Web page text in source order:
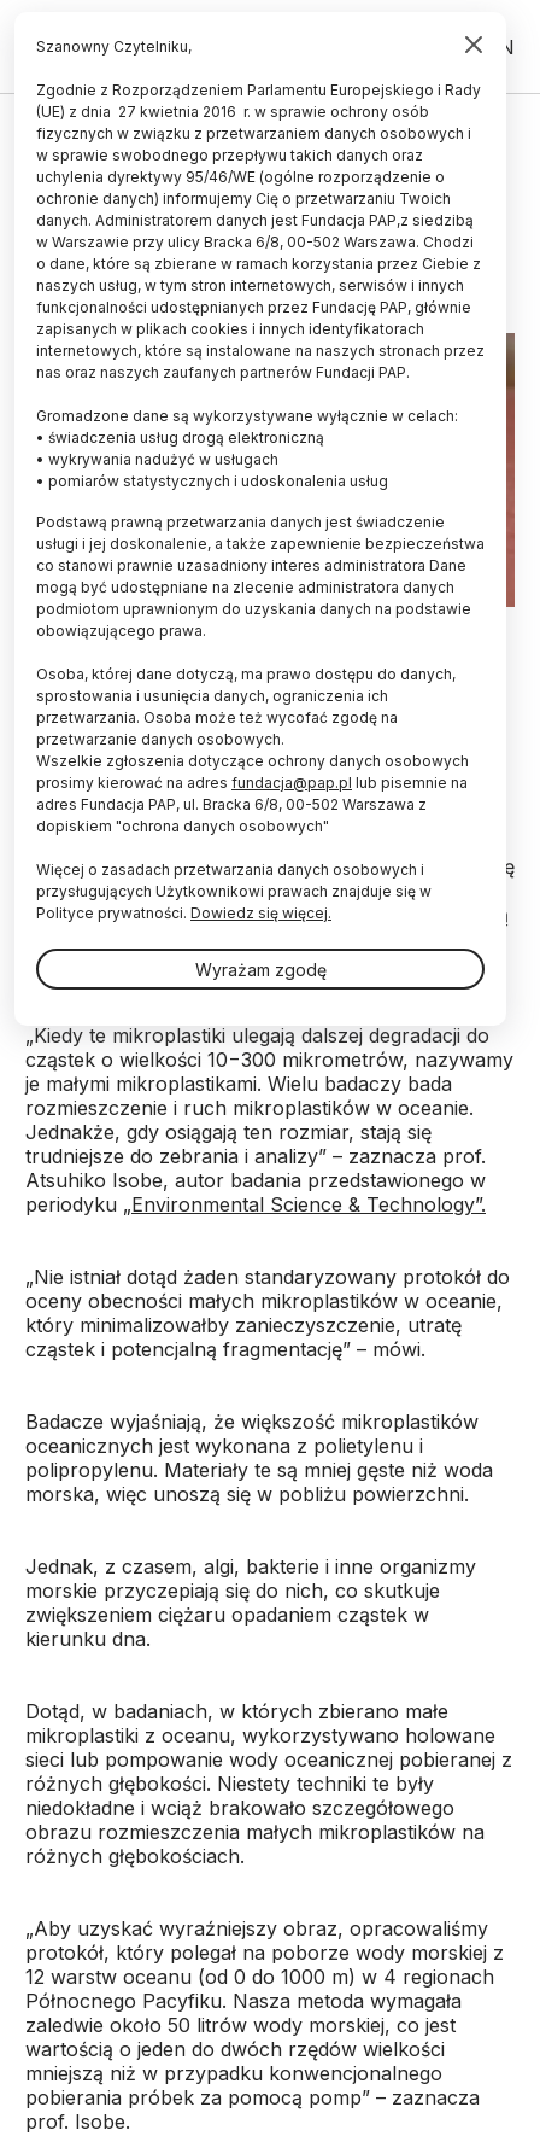
PL EN
ŚWIAT
Cząstki mikroplastiku toną w
oceanie na dwa różne sposoby
10.12.2025
aktualizacja: 10.12.2025
2 minuty czytania
Fot. Adobe Stock
Japoński zespół pokazał, że stężenia cząstek
mikroplastiku zawieszonych w oceanie wahają się
od tysiąca do 10 tys. cząstek na metr sześcienny
wody. Badacze odkryli też, że cząstki te toną na
dwa różne sposoby.
Od czasu pojawienia się plastiku na początku XX
wieku, odpady i zanieczyszczenia z tworzyw stały się
globalnym problemem – zwracają uwagę eksperci z
Uniwersytetu Kiusiu. Jednocześnie plastiki rozpadają
osiągając rozmiar poniżej 5 mm.
„Kiedy te mikroplastiki ulegają dalszej degradacji do
cząstek o wielkości 10−300 mikrometrów, nazywamy
je małymi mikroplastikami. Wielu badaczy bada
rozmieszczenie i ruch mikroplastików w oceanie.
Jednakże, gdy osiągają ten rozmiar, stają się
trudniejsze do zebrania i analizy” – zaznacza prof.
Atsuhiko Isobe, autor badania przedstawionego w
periodyku „Environmental Science & Technology”.
„Nie istniał dotąd żaden standaryzowany protokół do
oceny obecności małych mikroplastików w oceanie,
który minimalizowałby zanieczyszczenie, utratę
cząstek i potencjalną fragmentację” – mówi.
Badacze wyjaśniają, że większość mikroplastików
oceanicznych jest wykonana z polietylenu i
polipropylenu. Materiały te są mniej gęste niż woda
morska, więc unoszą się w pobliżu powierzchni.
Jednak, z czasem, algi, bakterie i inne organizmy
morskie przyczepiają się do nich, co skutkuje
zwiększeniem ciężaru opadaniem cząstek w
kierunku dna.
Dotąd, w badaniach, w których zbierano małe
mikroplastiki z oceanu, wykorzystywano holowane
sieci lub pompowanie wody oceanicznej pobieranej z
różnych głębokości. Niestety techniki te były
niedokładne i wciąż brakowało szczegółowego
obrazu rozmieszczenia małych mikroplastików na
różnych głębokościach.
„Aby uzyskać wyraźniejszy obraz, opracowaliśmy
protokół, który polegał na poborze wody morskiej z
12 warstw oceanu (od 0 do 1000 m) w 4 regionach
Północnego Pacyfiku. Nasza metoda wymagała
zaledwie około 50 litrów wody morskiej, co jest
wartością o jeden do dwóch rzędów wielkości
mniejszą niż w przypadku konwencjonalnego
pobierania próbek za pomocą pomp” – zaznacza
prof. Isobe.
Szanowny Czytelniku,
Zgodnie z Rozporządzeniem Parlamentu Europejskiego i Rady
(UE) z dnia 27 kwietnia 2016 r. w sprawie ochrony osób
fizycznych w związku z przetwarzaniem danych osobowych i
w sprawie swobodnego przepływu takich danych oraz
uchylenia dyrektywy 95/46/WE (ogólne rozporządzenie o
ochronie danych) informujemy Cię o przetwarzaniu Twoich
danych. Administratorem danych jest Fundacja PAP,z siedzibą
w Warszawie przy ulicy Bracka 6/8, 00-502 Warszawa. Chodzi
o dane, które są zbierane w ramach korzystania przez Ciebie z
naszych usług, w tym stron internetowych, serwisów i innych
funkcjonalności udostępnianych przez Fundację PAP, głównie
zapisanych w plikach cookies i innych identyfikatorach
internetowych, które są instalowane na naszych stronach przez
nas oraz naszych zaufanych partnerów Fundacji PAP.
Gromadzone dane są wykorzystywane wyłącznie w celach:
• świadczenia usług drogą elektroniczną
• wykrywania nadużyć w usługach
• pomiarów statystycznych i udoskonalenia usług
Podstawą prawną przetwarzania danych jest świadczenie
usługi i jej doskonalenie, a także zapewnienie bezpieczeństwa
co stanowi prawnie uzasadniony interes administratora Dane
mogą być udostępniane na zlecenie administratora danych
podmiotom uprawnionym do uzyskania danych na podstawie
obowiązującego prawa.
Osoba, której dane dotyczą, ma prawo dostępu do danych,
sprostowania i usunięcia danych, ograniczenia ich
przetwarzania. Osoba może też wycofać zgodę na
przetwarzanie danych osobowych.
Wszelkie zgłoszenia dotyczące ochrony danych osobowych
prosimy kierować na adres fundacja@pap.pl lub pisemnie na
adres Fundacja PAP, ul. Bracka 6/8, 00-502 Warszawa z
dopiskiem "ochrona danych osobowych"
Więcej o zasadach przetwarzania danych osobowych i
przysługujących Użytkownikowi prawach znajduje się w
Polityce prywatności. Dowiedz się więcej.
Wyrażam zgodę